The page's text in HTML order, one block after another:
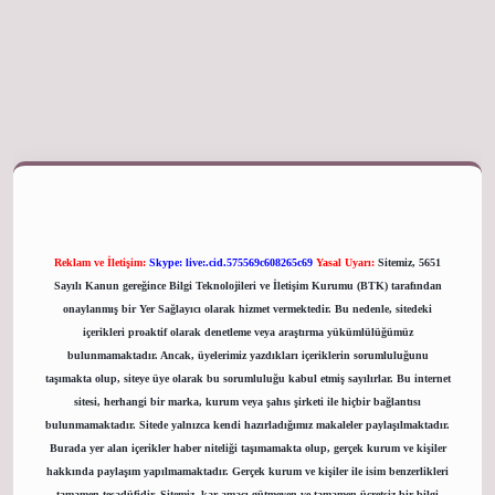
Reklam ve İletişim: Skype: live:.cid.575569c608265c69 Yasal Uyarı: Sitemiz, 5651
Sayılı Kanun gereğince Bilgi Teknolojileri ve İletişim Kurumu (BTK) tarafından
onaylanmış bir Yer Sağlayıcı olarak hizmet vermektedir. Bu nedenle, sitedeki
içerikleri proaktif olarak denetleme veya araştırma yükümlülüğümüz
bulunmamaktadır. Ancak, üyelerimiz yazdıkları içeriklerin sorumluluğunu
taşımakta olup, siteye üye olarak bu sorumluluğu kabul etmiş sayılırlar. Bu internet
sitesi, herhangi bir marka, kurum veya şahıs şirketi ile hiçbir bağlantısı
bulunmamaktadır. Sitede yalnızca kendi hazırladığımız makaleler paylaşılmaktadır.
Burada yer alan içerikler haber niteliği taşımamakta olup, gerçek kurum ve kişiler
hakkında paylaşım yapılmamaktadır. Gerçek kurum ve kişiler ile isim benzerlikleri